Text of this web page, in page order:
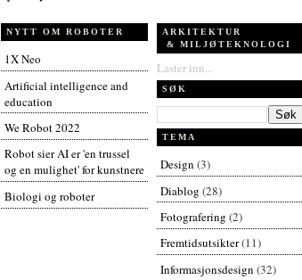
NYTT OM ROBOTER
1X Neo
Artificial intelligence and
education
We Robot 2022
Robot sier AI er 'en trussel
og en mulighet' for kunstnere
Biologi og roboter
ARKITEKTUR
& MILJØTEKNOLOGI
Laster inn...
SØK
TEMA
Design (3)
Diablog (28)
Fotografering (2)
Fremtidsutsikter(11)
Informasjonsdesign (32)